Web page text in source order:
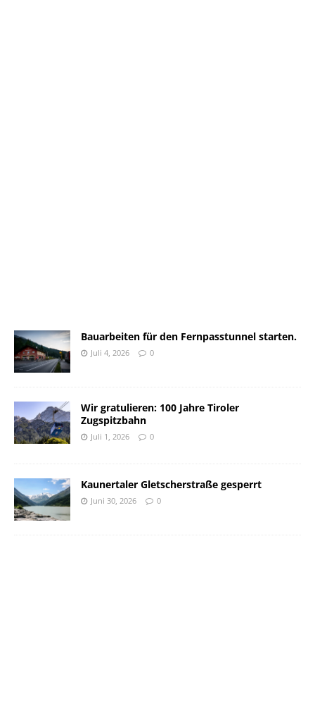
Bauarbeiten für den Fernpasstunnel starten.
Juli 4, 2026 0
Wir gratulieren: 100 Jahre Tiroler
Zugspitzbahn
Juli 1, 2026 0
Kaunertaler Gletscherstraße gesperrt
Juni 30, 2026 0